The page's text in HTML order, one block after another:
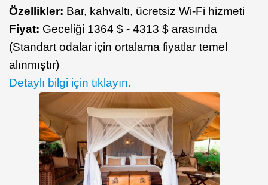
Özellikler: Bar, kahvaltı, ücretsiz Wi-Fi hizmeti
Fiyat: Geceliği 1364 $ - 4313 $ arasında
(Standart odalar için ortalama fiyatlar temel
alınmıştır)
Detaylı bilgi için tıklayın.